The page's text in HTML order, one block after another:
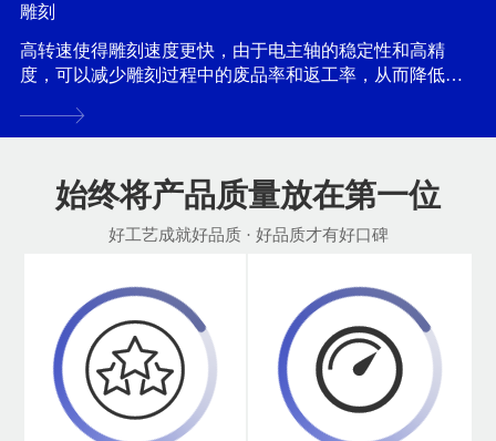
雕刻
高转速使得雕刻速度更快，由于电主轴的稳定性和高精
度，可以减少雕刻过程中的废品率和返工率，从而降低雕
始终将产品质量放在第一位
好工艺成就好品质 · 好品质才有好口碑
 